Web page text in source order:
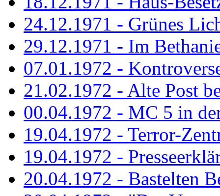
24.12.1971 - Grünes
29.12.1971 - Im
07.01.1972 -
21.02.1972 - Alte Post
00.04.1972 - MC 5 in
19.04.1972 - Terror-
19.04.1972 -
20.04.1972 - Bastelten